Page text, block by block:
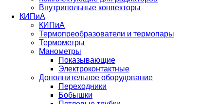
Внутрипольные конвекторы
КИПиА
КИПиА
Термопреобразователи и термопары
Термометры
Манометры
Показывающие
Электроконтактные
Дополнительное оборудование
Переходники
Бобышки